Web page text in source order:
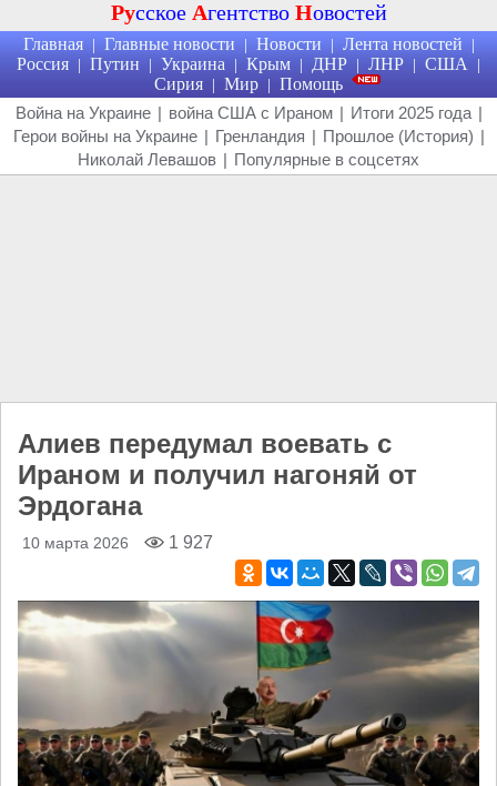
Русское Агентство Новостей
Главная | Главные новости | Новости | Лента новостей |
Россия | Путин | Украина | Крым | ДНР | ЛНР | США |
Сирия | Мир | Помощь
Война на Украине | война США с Ираном | Итоги 2025 года |
Герои войны на Украине | Гренландия | Прошлое (История) |
Николай Левашов | Популярные в соцсетях
Алиев передумал воевать с
Ираном и получил нагоняй от
Эрдогана
10 марта 2026 1 927